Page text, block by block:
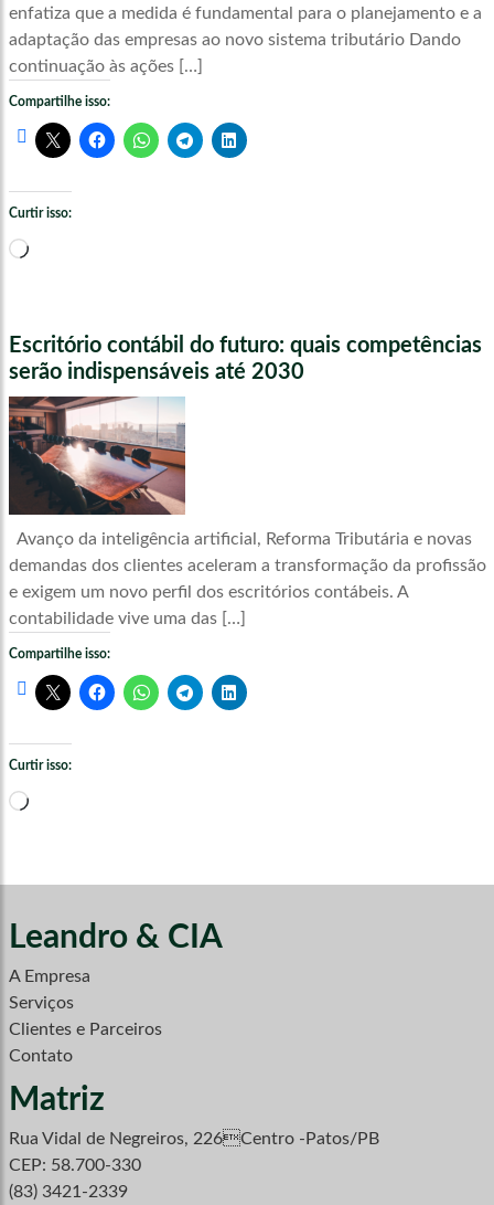
enfatiza que a medida é fundamental para o planejamento e a
adaptação das empresas ao novo sistema tributário Dando
continuação às ações […]
Compartilhe isso:
Curtir isso:
Carregando...
Escritório contábil do futuro: quais competências
serão indispensáveis até 2030
Avanço da inteligência artificial, Reforma Tributária e novas
demandas dos clientes aceleram a transformação da profissão
e exigem um novo perfil dos escritórios contábeis. A
contabilidade vive uma das […]
Compartilhe isso:
Curtir isso:
Carregando...
Leandro & CIA
A Empresa
Serviços
Clientes e Parceiros
Contato
Matriz
Rua Vidal de Negreiros, 226Centro -Patos/PB
CEP: 58.700-330
(83) 3421-2339